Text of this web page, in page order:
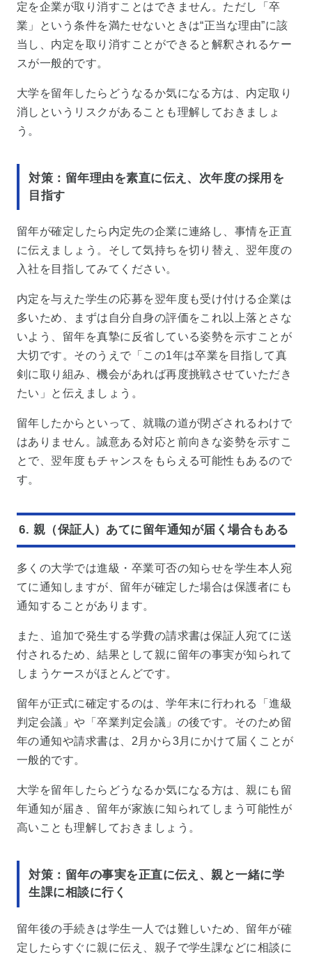
定を企業が取り消すことはできません。ただし「卒
業」という条件を満たせないときは“正当な理由”に該
当し、内定を取り消すことができると解釈されるケー
スが一般的です。
大学を留年したらどうなるか気になる方は、内定取り
消しというリスクがあることも理解しておきましょ
う。
対策：留年理由を素直に伝え、次年度の採用を
目指す
留年が確定したら内定先の企業に連絡し、事情を正直
に伝えましょう。そして気持ちを切り替え、翌年度の
入社を目指してみてください。
内定を与えた学生の応募を翌年度も受け付ける企業は
多いため、まずは自分自身の評価をこれ以上落とさな
いよう、留年を真摯に反省している姿勢を示すことが
大切です。そのうえで「この1年は卒業を目指して真
剣に取り組み、機会があれば再度挑戦させていただき
たい」と伝えましょう。
留年したからといって、就職の道が閉ざされるわけで
はありません。誠意ある対応と前向きな姿勢を示すこ
とで、翌年度もチャンスをもらえる可能性もあるので
す。
6. 親（保証人）あてに留年通知が届く場合もある
多くの大学では進級・卒業可否の知らせを学生本人宛
てに通知しますが、留年が確定した場合は保護者にも
通知することがあります。
また、追加で発生する学費の請求書は保証人宛てに送
付されるため、結果として親に留年の事実が知られて
しまうケースがほとんどです。
留年が正式に確定するのは、学年末に行われる「進級
判定会議」や「卒業判定会議」の後です。そのため留
年の通知や請求書は、2月から3月にかけて届くことが
一般的です。
大学を留年したらどうなるか気になる方は、親にも留
年通知が届き、留年が家族に知られてしまう可能性が
高いことも理解しておきましょう。
対策：留年の事実を正直に伝え、親と一緒に学
生課に相談に行く
留年後の手続きは学生一人では難しいため、留年が確
定したらすぐに親に伝え、親子で学生課などに相談に